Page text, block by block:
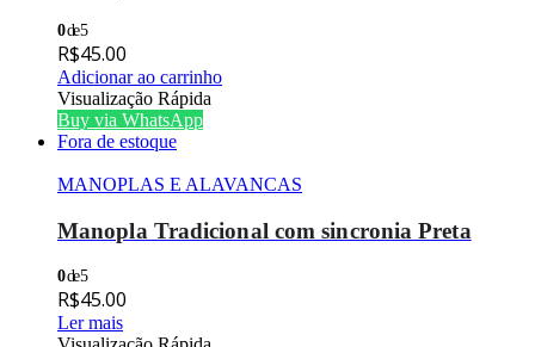
0de 5
R$45.00
Adicionar ao carrinho
Visualização Rápida
Buy via WhatsApp
Fora de estoque
MANOPLAS E ALAVANCAS
Manopla Tradicional com sincronia Preta
0de 5
R$45.00
Ler mais